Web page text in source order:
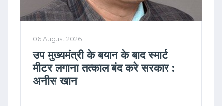
06 August 2026
उप मुख्यमंत्री के बयान के बाद स्मार्ट
मीटर लगाना तत्काल बंद करे सरकार :
अनीस खान